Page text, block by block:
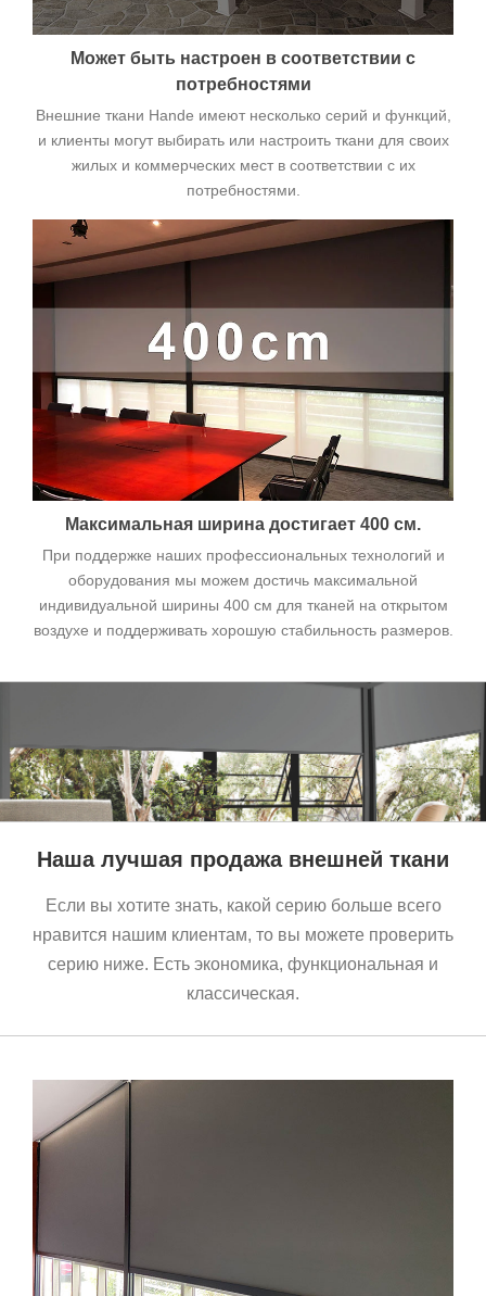
Может быть настроен в соответствии с
потребностями
Внешние ткани Hande имеют несколько серий и функций,
и клиенты могут выбирать или настроить ткани для своих
жилых и коммерческих мест в соответствии с их
потребностями.
Максимальная ширина достигает 400 см.
При поддержке наших профессиональных технологий и
оборудования мы можем достичь максимальной
индивидуальной ширины 400 см для тканей на открытом
воздухе и поддерживать хорошую стабильность размеров.
Наша лучшая продажа внешней ткани
Если вы хотите знать, какой серию больше всего
нравится нашим клиентам, то вы можете проверить
серию ниже. Есть экономика, функциональная и
классическая.